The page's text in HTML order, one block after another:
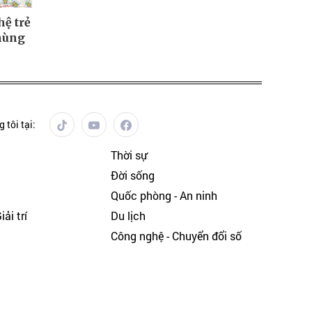
trẻ
tôi tại:
Thời sự
Đời sống
Quốc phòng - An ninh
trí
Du lịch
Công nghệ - Chuyển đổi số